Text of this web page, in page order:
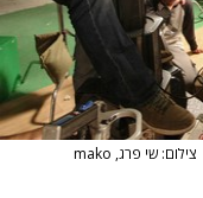
צילום: שי פרג, mako